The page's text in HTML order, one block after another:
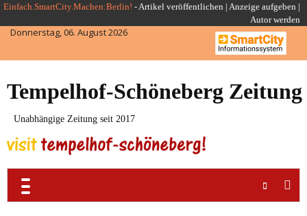
Skip
to
content
Einfach.SmartCity.Machen:Berlin! -Artikel veröffentlichen | Anzeige aufgeben |
Autor werden
Donnerstag, 06. August 2026
Tempelhof-Schöneberg Zeitung
Unabhängige Zeitung seit 2017